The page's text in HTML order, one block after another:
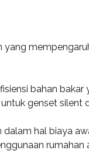
bahan
genset
hal biaya
rumahan